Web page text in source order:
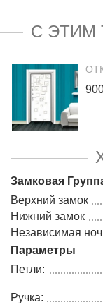
С ЭТИМ
Замковая
Верхний замок
Нижний замок
Независимая
Параметры
Петли:
Ручка: